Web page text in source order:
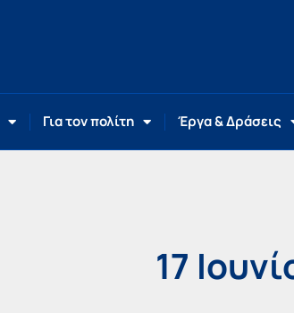
Για τον πολίτη Έργα & Δράσεις
17